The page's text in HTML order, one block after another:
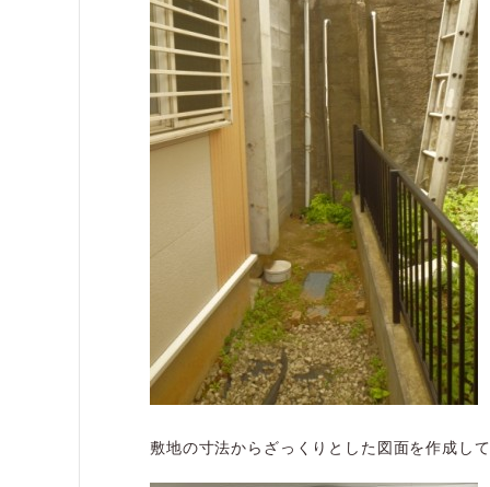
敷地の寸法からざっくりとした図面を作成し